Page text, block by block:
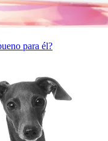
para él?